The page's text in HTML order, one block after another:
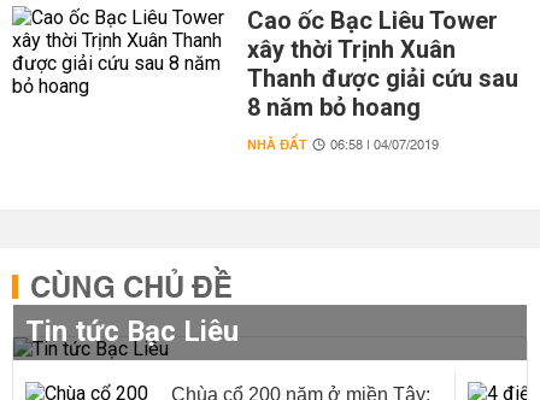
Cao ốc Bạc Liêu Tower
xây thời Trịnh Xuân
Thanh được giải cứu sau
8 năm bỏ hoang
NHÀ ĐẤT 06:58 | 04/07/2019
CÙNG CHỦ ĐỀ
Tin tức Bạc Liêu
Chùa cổ 200 năm ở miền Tây: